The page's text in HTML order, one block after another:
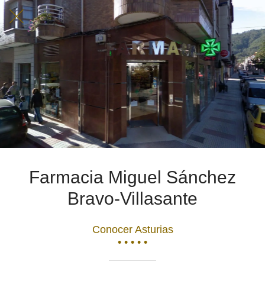
Farmacia Miguel Sánchez
Bravo-Villasante
Conocer Asturias
• • • • •